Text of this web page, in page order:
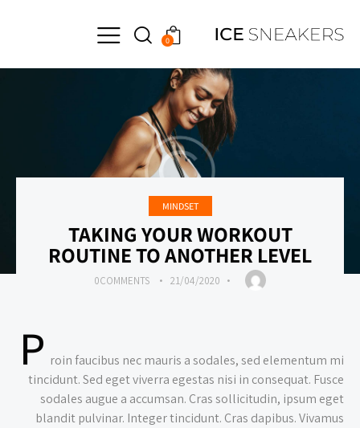
0
MINDSET
TAKING YOUR WORKOUT
ROUTINE TO ANOTHER LEVEL
21/04/2020
0COMMENTS
P roin faucibus nec mauris a sodales, sed elementum mi
tincidunt. Sed eget viverra egestas nisi in consequat. Fusce
sodales augue a accumsan. Cras sollicitudin, ipsum eget
blandit pulvinar. Integer tincidunt. Cras dapibus. Vivamus